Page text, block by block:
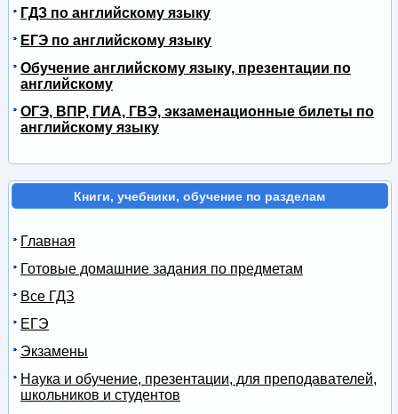
ГДЗ по английскому языку
ЕГЭ по английскому языку
Обучение английскому языку, презентации по
английскому
ОГЭ, ВПР, ГИА, ГВЭ, экзаменационные билеты по
английскому языку
Книги, учебники, обучение по разделам
Главная
Готовые домашние задания по предметам
Все ГДЗ
ЕГЭ
Экзамены
Наука и обучение, презентации, для преподавателей,
школьников и студентов